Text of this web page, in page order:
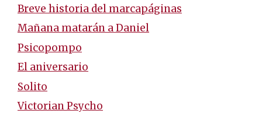
Breve historia del marcapáginas
Mañana matarán a Daniel
Psicopompo
El aniversario
Solito
Victorian Psycho